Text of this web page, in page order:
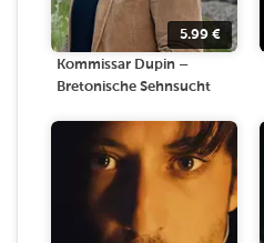
5.99 €
Kommissar Dupin –
Bretonische Sehnsucht